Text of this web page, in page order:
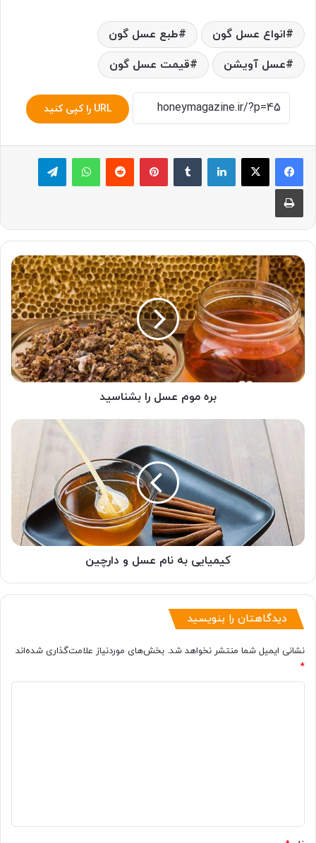
انواع عسل گون
طبع عسل گون
عسل آویشن
قیمت عسل گون
URL را کپی کنید
لینکدین ‫تامبلر پینترست‫رددیت واتس آپ تلگرام
چاپ
بره
موم
عسل
را
بشناسید
بره موم عسل را بشناسید
کیمیایی
دارچین
کیمیایی به نام عسل و دارچین
دیدگاهتان را بنویسید
نشانی ایمیل شما منتشر نخواهد شد. بخش‌های موردنیاز علامت‌گذاری شده‌اند
*